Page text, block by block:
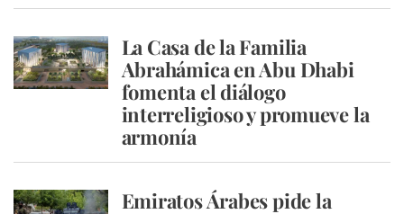
La Casa de la Familia
Abrahámica en Abu Dhabi
fomenta el diálogo
interreligioso y promueve la
armonía
Emiratos Árabes pide la